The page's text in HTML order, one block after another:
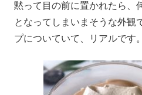
黙って目の前に置かれたら、
となってしまいまそうな外観
プについていて、リアルです。